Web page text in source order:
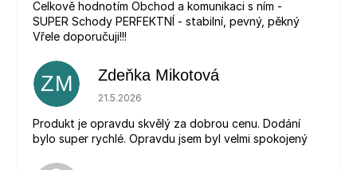
Celkově hodnotím Obchod a komunikaci s ním -
SUPER Schody PERFEKTNÍ - stabilní, pevný, pěkný
Vřele doporučuji!!!
ZM Zdeňka Mikotová
Hodnocení obchodu je 5 z 5 hvězdiček.
21.5.2026
Produkt je opravdu skvělý za dobrou cenu. Dodání
bylo super rychlé. Opravdu jsem byl velmi spokojený